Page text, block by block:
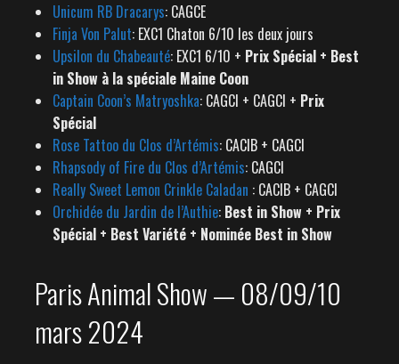
Unicum RB Dracarys: CAGCE
Finja Von Palut: EXC1 Chaton 6/10 les deux jours
Upsilon du Chabeauté: EXC1 6/10 + Prix Spécial + Best
in Show à la spéciale Maine Coon
Captain Coon’s Matryoshka: CAGCI + CAGCI + Prix
Spécial
Rose Tattoo du Clos d’Artémis: CACIB + CAGCI
Rhapsody of Fire du Clos d’Artémis: CAGCI
Really Sweet Lemon Crinkle Caladan : CACIB + CAGCI
Orchidée du Jardin de l’Authie: Best in Show + Prix
Spécial + Best Variété + Nominée Best in Show
Paris Animal Show — 08/09/10
mars 2024